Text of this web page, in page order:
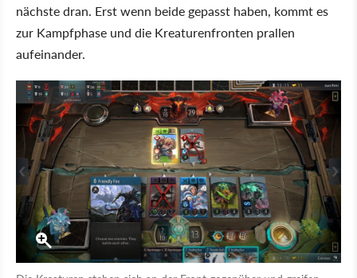
nächste dran. Erst wenn beide gepasst haben, kommt es
zur Kampfphase und die Kreaturenfronten prallen
aufeinander.